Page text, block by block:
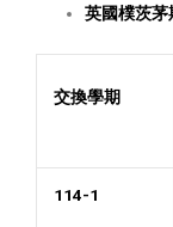
英國樸茨茅
交換學期
114-1